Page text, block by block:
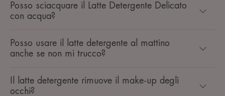
Posso sciacquare il Latte Detergente Delicato
con acqua?
Posso usare il latte detergente al mattino
anche se non mi trucco?
Il latte detergente rimuove il make-up degli
occhi?